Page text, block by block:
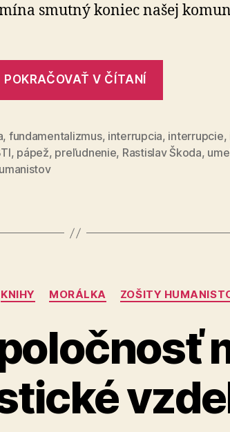
smutný koniec našej
POKRAČOVAŤ V ČÍTANÍ
, fundamentalizmus, interrupcia, interrupcie,
, pápež, preľudnenie, Rastislav Škoda,
Kategórie
KNIHY MORÁLKA ZOŠITY